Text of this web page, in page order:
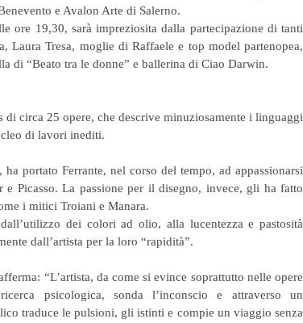
e Avalon Arte di Salerno.
ore 19,30, sarà impreziosita dalla partecipazione di tanti
Laura Tresa, moglie di Raffaele e top model partenopea,
di “Beato tra le donne” e ballerina di Ciao Darwin.
di circa 25 opere, che descrive minuziosamente i linguaggi
di lavori inediti.
portato Ferrante, nel corso del tempo, ad appassionarsi
Picasso. La passione per il disegno, invece, gli ha fatto
i mitici Troiani e Manara.
dei colori ad olio, alla lucentezza e pastosità
dall’artista per la loro “rapidità”.
“L’artista, da come si evince soprattutto nelle opere
psicologica, sonda l’inconscio e attraverso un
traduce le pulsioni, gli istinti e compie un viaggio senza